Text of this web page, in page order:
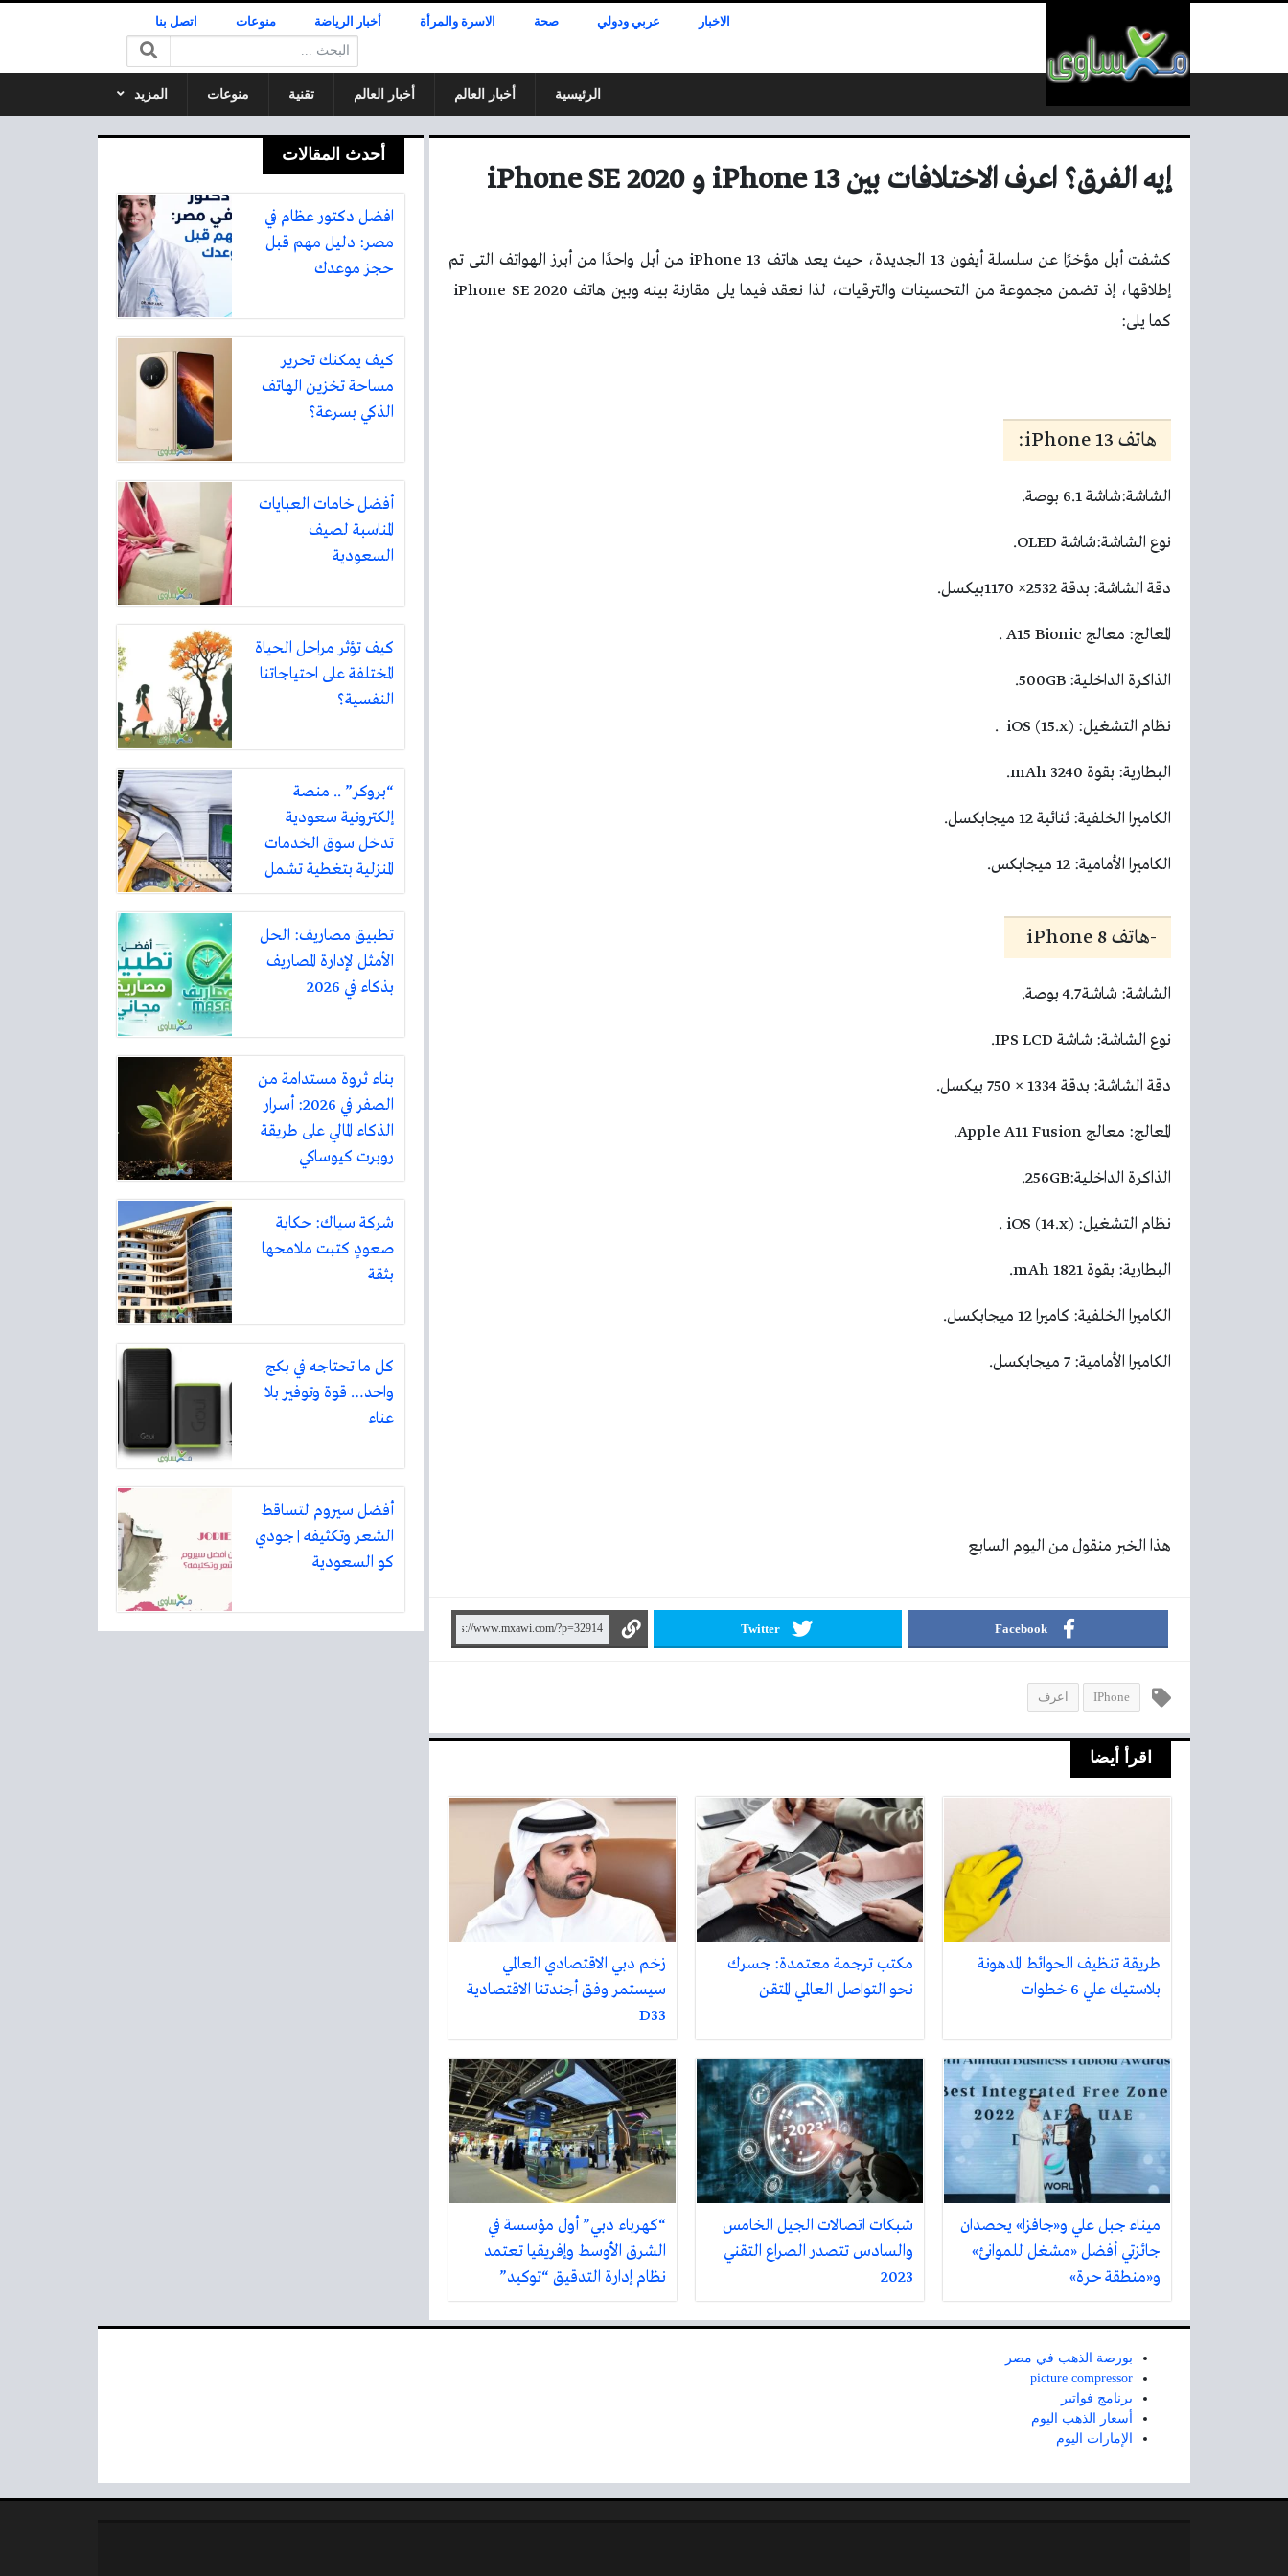
الاخبار عربي ودولي صحة الاسرة والمرأة أخبار الرياضة منوعات اتصل بنا
البحث:
الرئيسية أخبار العالم أخبار العالم تقنية منوعات المزيد
إيه الفرق؟ اعرف الاختلافات بين iPhone 13 و iPhone SE 2020
كشفت أبل مؤخرًا عن سلسلة أيفون 13 الجديدة، حيث يعد هاتف iPhone 13 من أبل واحدًا من أبرز الهواتف التى تم
كما يلى:
هاتف iPhone 13:
الشاشة:شاشة 6.1 بوصة.
نوع الشاشة:شاشة OLED.
دقة الشاشة: بدقة 2532× 1170بيكسل.
المعالج: معالج A15 Bionic .
الذاكرة الداخلية: 500GB.
نظام التشغيل: iOS (15.x) .
البطارية: بقوة 3240 mAh.
الكاميرا الخلفية: ثنائية 12 ميجابكسل.
الكاميرا الأمامية: 12 ميجابكس.
-هاتف iPhone 8
الشاشة: شاشة 4.7 بوصة.
نوع الشاشة: شاشة IPS LCD.
دقة الشاشة: بدقة 1334 × 750 بيكسل.
المعالج: معالج Apple A11 Fusion.
الذاكرة الداخلية:256GB.
نظام التشغيل: iOS (14.x) .
البطارية: بقوة 1821 mAh.
الكاميرا الخلفية: كاميرا 12 ميجابكسل.
الكاميرا الأمامية: 7 ميجابكسل.
هذا الخبر منقول من اليوم السابع
Facebook
Twitter
IPhone اعرف
اقرأ أيضا
طريقة تنظيف الحوائط المدهونة
بلاستيك علي 6 خطوات
مكتب ترجمة معتمدة: جسرك
نحو التواصل العالمي المتقن
زخم دبي الاقتصادي العالمي
سيستمر وفق أجندتنا الاقتصادية
D33
ميناء جبل علي و«جافزا» يحصدان
جائزتي أفضل «مشغل للموانئ»
و«منطقة حرة»
شبكات اتصالات الجيل الخامس
والسادس تتصدر الصراع التقني
2023
“كهرباء دبي” أول مؤسسة في
الشرق الأوسط وإفريقيا تعتمد
نظام إدارة التدقيق “توكيد”
أحدث المقالات
افضل دكتور عظام في
مصر: دليل مهم قبل
حجز موعدك
كيف يمكنك تحرير
مساحة تخزين الهاتف
الذكي بسرعة؟
أفضل خامات العبايات
المناسبة لصيف
السعودية
كيف تؤثر مراحل الحياة
المختلفة على احتياجاتنا
النفسية؟
“بروكر” .. منصة
إلكترونية سعودية
تدخل سوق الخدمات
المنزلية بتغطية تشمل
أكثر من ثلاثين مدينة
تطبيق مصاريف: الحل
الأمثل لإدارة المصاريف
بذكاء في 2026
بناء ثروة مستدامة من
الصفر في 2026: أسرار
الذكاء المالي على طريقة
روبرت كيوساكي
شركة سياك: حكاية
صعودٍ كتبت ملامحها
بثقة
كل ما تحتاجه في بكج
واحد… قوة وتوفير بلا
عناء
أفضل سيروم لتساقط
الشعر وتكثيفه | جودي
كو السعودية
بورصة الذهب في مصر
picture compressor
برنامج فواتير
أسعار الذهب اليوم
الإمارات اليوم